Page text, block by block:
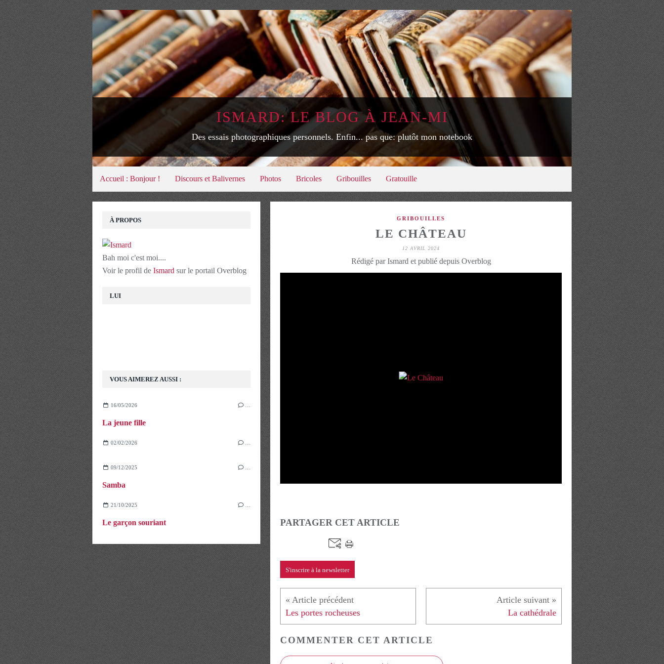
ISMARD: LE BLOG À JEAN-MI
Des essais photographiques personnels. Enfin... pas que: plutôt mon notebook
Accueil : Bonjour ! Discours et Balivernes Photos Bricoles Gribouilles Gratouille
GRIBOUILLES
LE CHÂTEAU
12 AVRIL 2024
Rédigé par Ismard et publié depuis Overblog
PARTAGER CET ARTICLE
S'inscrire à la newsletter
Les portes rocheuses La cathédrale
COMMENTER CET ARTICLE
À PROPOS
Bah moi c'est moi....
Voir le profil de Ismard sur le portail Overblog
VOUS AIMEREZ AUSSI :
16/05/2026
La jeune fille
02/02/2026
09/12/2025
Samba
21/10/2025
Le garçon souriant
LUI